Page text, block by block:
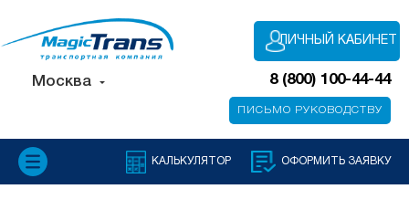
Москва 8 (800) 100-44-44
ЛИЧНЫЙ КАБИНЕТ
ПИСЬМО РУКОВОДСТВУ
КАЛЬКУЛЯТОР ОФОРМИТЬ ЗАЯВКУ